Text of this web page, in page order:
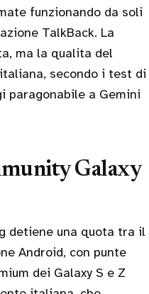
funzionando da soli
TalkBack. La
ma la qualita del
secondo i test di
paragonabile a Gemini
Galaxy
detiene una quota tra il
Android, con punte
dei Galaxy S e Z